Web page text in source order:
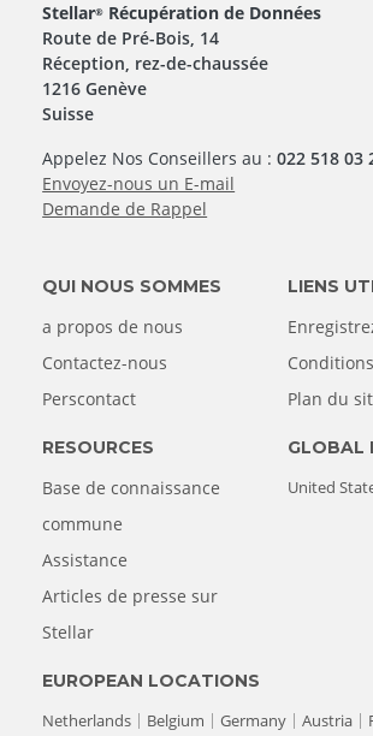
Stellar® Récupération de Données
Route de Pré-Bois, 14
Réception, rez-de-chaussée
1216 Genève
Suisse
Appelez Nos Conseillers au :022 518 03
Envoyez-nous un E-mail
Demande de Rappel
QUI NOUS SOMMES
a propos de nous
Contactez-nous
Perscontact
LIENS
Plan du
RESOURCES
Base de connaissance
commune
Assistance
Articles de presse sur
Stellar
EUROPEAN LOCATIONS
Netherlands
Belgium Germany Austria
GLOBAL
United